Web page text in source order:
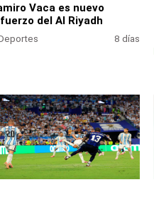
Vaca es nuevo
del Al Riyadh
8 días